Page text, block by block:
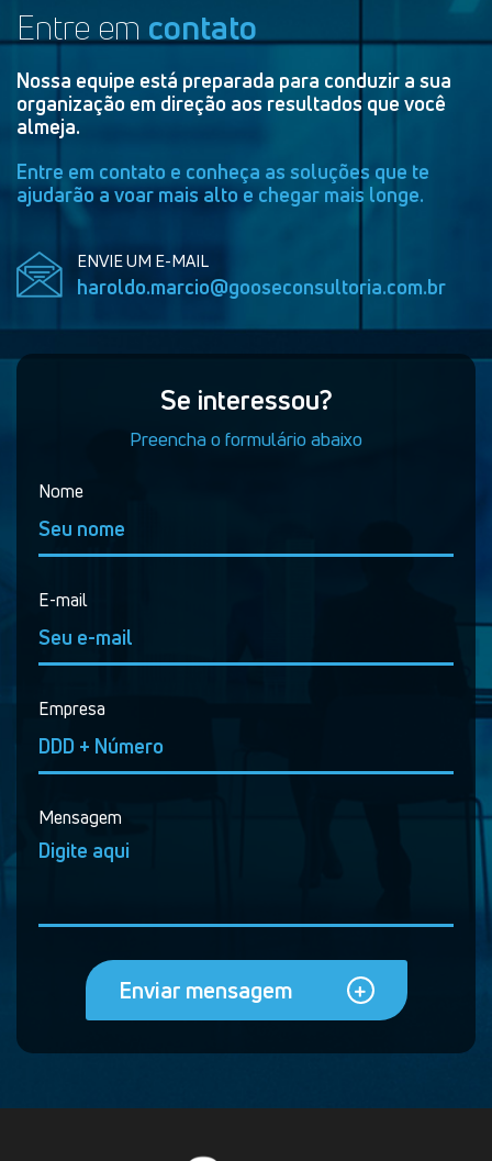
Entre emcontato
Nossa equipe está preparada para conduzir a sua
organização em direção aos resultados que você
almeja.
Entre em contato e conheça as soluções que te
ajudarão a voar mais alto e chegar mais longe.
ENVIE UM E-MAIL
haroldo.marcio@gooseconsultoria.com.br
Se interessou?
Preencha o formulário abaixo
Nome
E-mail
Empresa
Mensagem
Enviar mensagem